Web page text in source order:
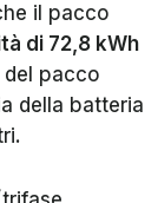
il pacco
di 72,8 kWh
del pacco
della batteria